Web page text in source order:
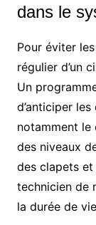
dans le
Pour éviter
régulier d’un
Un
d’anticiper
notamment
des niveaux
des clapets et
technicien de
la durée de